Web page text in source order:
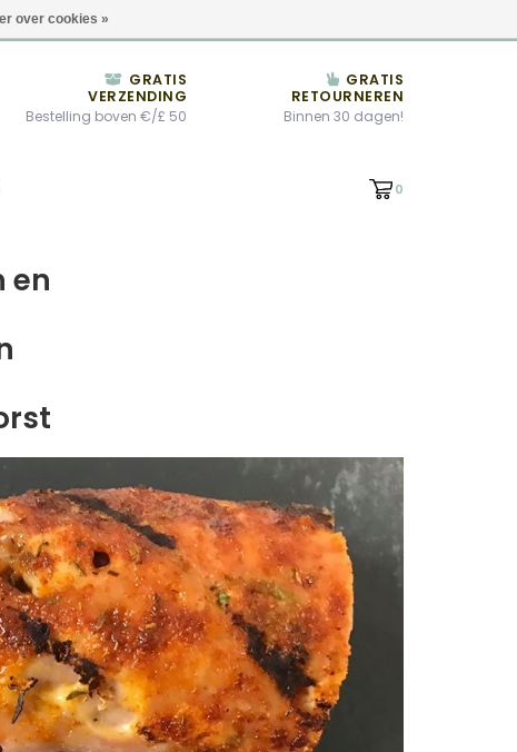
GRATIS
VERZENDING
Bestelling boven €/£ 50
GRATIS
RETOURNEREN
Binnen 30 dagen!
0
en
over cookies »